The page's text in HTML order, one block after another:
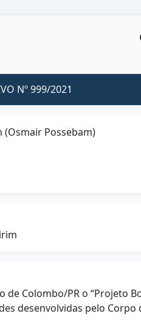
Nº 999/2021
(Osmair Possebam)
de Colombo/PR o “Projeto
desenvolvidas pelo